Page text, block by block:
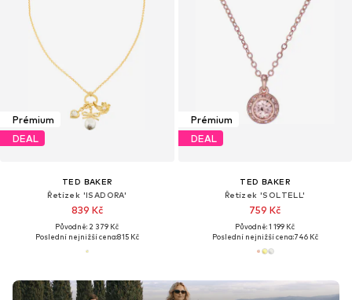
Prémium
DEAL
TED BAKER
Řetízek 'ISADORA'
839 Kč
Původně: 2 379 Kč
Poslední nejnižší cena:815 Kč
Prémium
DEAL
TED BAKER
Řetízek 'SOLTELL'
759 Kč
Původně: 1 199 Kč
Poslední nejnižší cena:746 Kč